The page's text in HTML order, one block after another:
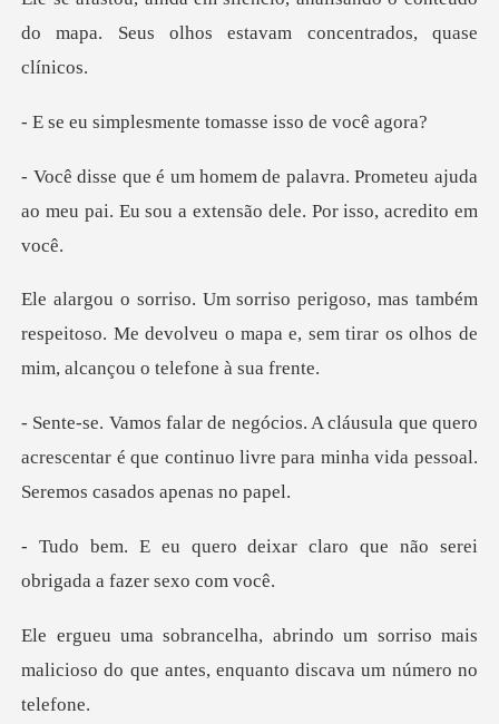
do mapa. Seus olhos
smente tomasse i
Prometeu ajuda
ao meu pai. Eu sou a ex
ambém
respeitoso. Me devolveu o mapa e, sem tirar
ue quero
acrescentar é que continuo livre para mi
ar claro que não serei
obri
sorriso mais
malicioso do que antes,